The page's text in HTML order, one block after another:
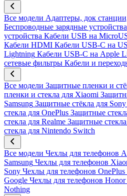
Все модели Адаптеры, док
Беспроводные зарядные устройства
устройства Кабели USB на
Кабели HDMI Кабели USB-C на
Lightning Кабели USB-C на Apple
сетевые фильтры Кабели и
Все модели Защитные пленки и
пленки и стекла для Xiaomi
Samsung Защитные стёкла для Sony
стекла для OnePlus Защитные
стекла для Realme Защитные
стекла для Nintendo Switch
Все модели Чехлы для телефонов
Samsung Чехлы для телефонов
Sony Чехлы для телефонов OnePlus
Google Чехлы для телефонов Honor
Nothing